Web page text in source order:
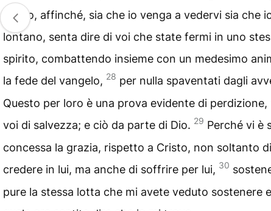
Cristo, affinché, sia che io venga a vedervi sia che
lontano, senta dire di voi che state fermi in uno
spirito, combattendo insieme con un medesimo
la fede del vangelo, 28 per nulla spaventati dagli
Questo per loro è una prova evidente di perdizione,
voi di salvezza; e ciò da parte di Dio. 29 Perché vi è
concessa la grazia, rispetto a Cristo, non soltanto di
credere in lui, ma anche di soffrire per lui, 30
pure la stessa lotta che mi avete veduto sostenere